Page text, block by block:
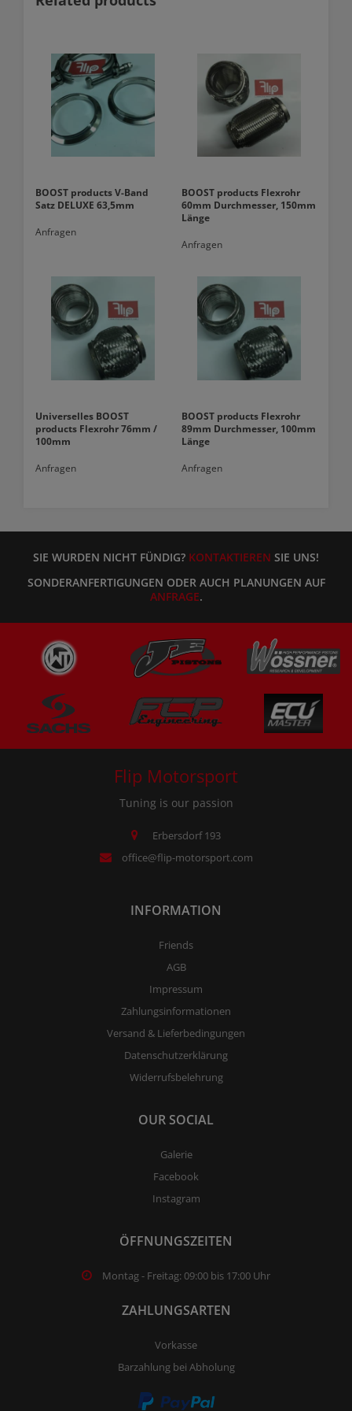
BOOST products V-Band
Satz DELUXE 63,5mm
Anfragen
BOOST products Flexrohr
60mm Durchmesser, 150mm
Länge
Anfragen
Universelles BOOST
products Flexrohr 76mm /
100mm
Anfragen
BOOST products Flexrohr
89mm Durchmesser, 100mm
Länge
Anfragen
SIE WURDEN NICHT FÜNDIG? KONTAKTIEREN SIE UNS!
SONDERANFERTIGUNGEN ODER AUCH PLANUNGEN AUF
ANFRAGE.
Flip Motorsport
Tuning is our passion
Erbersdorf 193
office@flip-motorsport.com
INFORMATION
Friends
AGB
Impressum
Zahlungsinformationen
Versand & Lieferbedingungen
Datenschutzerklärung
Widerrufsbelehrung
OUR SOCIAL
Galerie
Facebook
Instagram
ÖFFNUNGSZEITEN
Montag - Freitag: 09:00 bis 17:00 Uhr
ZAHLUNGSARTEN
Vorkasse
Barzahlung bei Abholung